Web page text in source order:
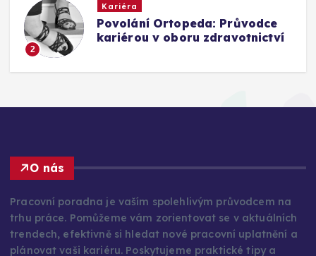
3
Kariéra
Jak se posunout z role
„dělajícího“ do role
O nás
Pracovní poradna je vaším spolehlivým průvodcem na
trhu práce. Pomůžeme vám zorientovat se v aktuálních
trendech, efektivně si hledat nové pracovní uplatnění a